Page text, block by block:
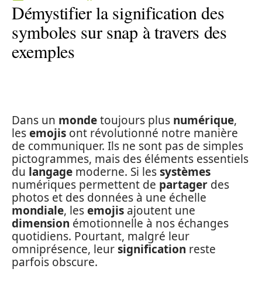
Démystifier la signification des
symboles sur snap à travers des
exemples
Dans un mondetoujours plus numérique,
lesemojis ont révolutionné notre manière
de communiquer. Ils ne sont pas de simples
pictogrammes, mais des éléments essentiels
du langage moderne. Si lessystèmes
numériques permettent de partager des
photos et des données à une échelle
mondiale, lesemojis ajoutent une
dimension émotionnelle à nos échanges
quotidiens. Pourtant, malgré leur
omniprésence, leursignification reste
parfois obscure.